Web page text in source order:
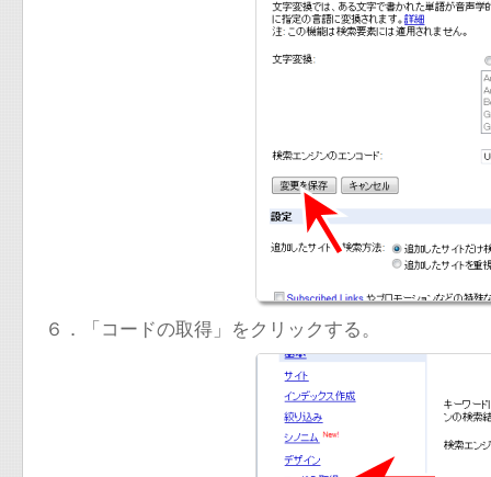
６．「コードの取得」をクリックする。